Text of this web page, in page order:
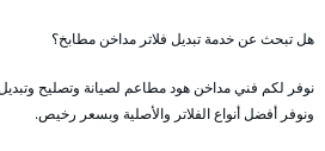
هل تبحث عن خدمة تبديل فلاتر مداخن مطابخ؟
نوفر لكم فني مداخن هود مطاعم لصيانة وتصليح
ونوفر أفضل أنواع الفلاتر والأصلية وبسعر رخيص.